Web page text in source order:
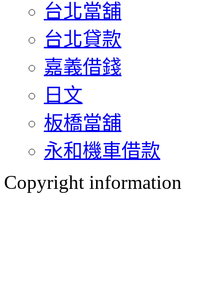
台北當舖
台北貸款
嘉義借錢
日文
板橋當舖
永和機車借款
Copyright information